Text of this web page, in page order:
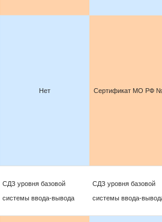
Нет Сертификат МО РФ
СДЗ уровня базовой
системы ввода-вывода
СДЗ уровня базовой
системы ввода-